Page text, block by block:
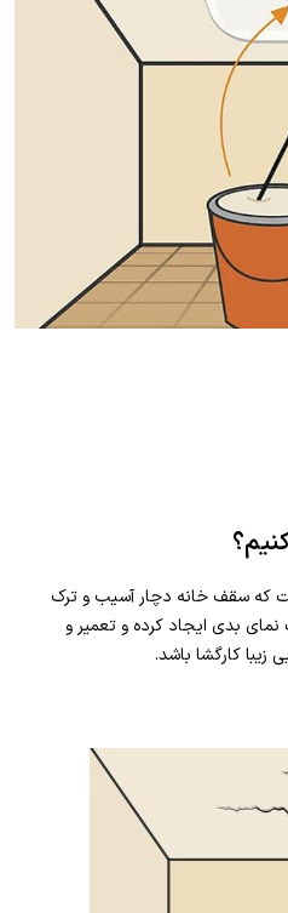
است که سقف خانه دچار آسیب و ترک
بدی ایجاد کرده و تعمیر و
زیبا کارگشا باشد.